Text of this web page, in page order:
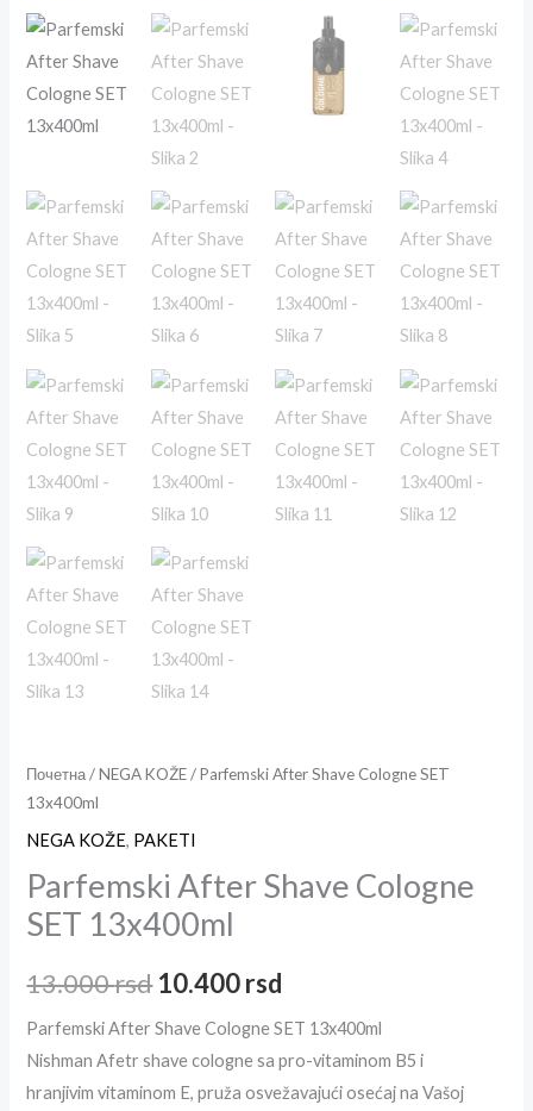
Почетна/NEGA KOŽE/ Parfemski After Shave Cologne SET
13x400ml
NEGA KOŽE, PAKETI
Parfemski After Shave Cologne
SET 13x400ml
13.000rsd 10.400rsd
Parfemski After Shave Cologne SET 13x400ml
Nishman Afetr shave cologne sa pro-vitaminom B5 i
hranjivim vitaminom E, pruža osvežavajući osećaj na Vašoj